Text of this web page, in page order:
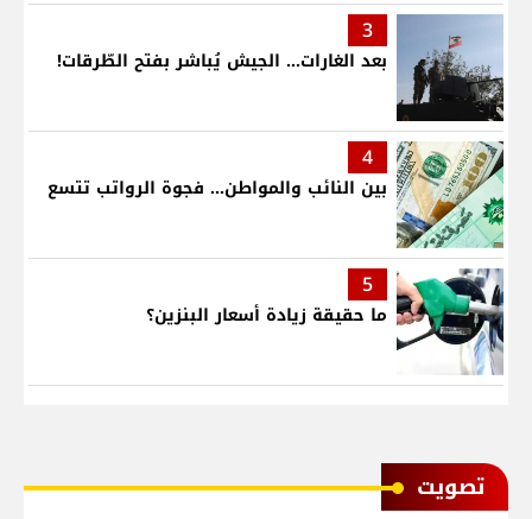
3
بعد الغارات... الجيش يُباشر بفتح الطّرقات!
4
بين النائب والمواطن... فجوة الرواتب تتسع
5
ما حقيقة زيادة أسعار البنزين؟
ﺗﺼﻮﻳﺖ